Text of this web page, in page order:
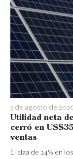
5 de agosto de
Utilidad neta
cerró en
ventas
El alza de 24% en